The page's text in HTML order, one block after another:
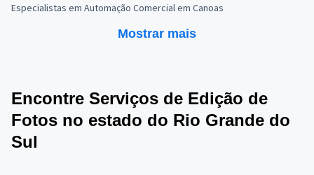
Especialistas em Automação Comercial em Canoas
Mostrar mais
Encontre Serviços de Edição de
Fotos no estado do Rio Grande do
Sul